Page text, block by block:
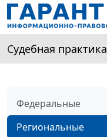
Судебная практика
Федеральные
Региональные